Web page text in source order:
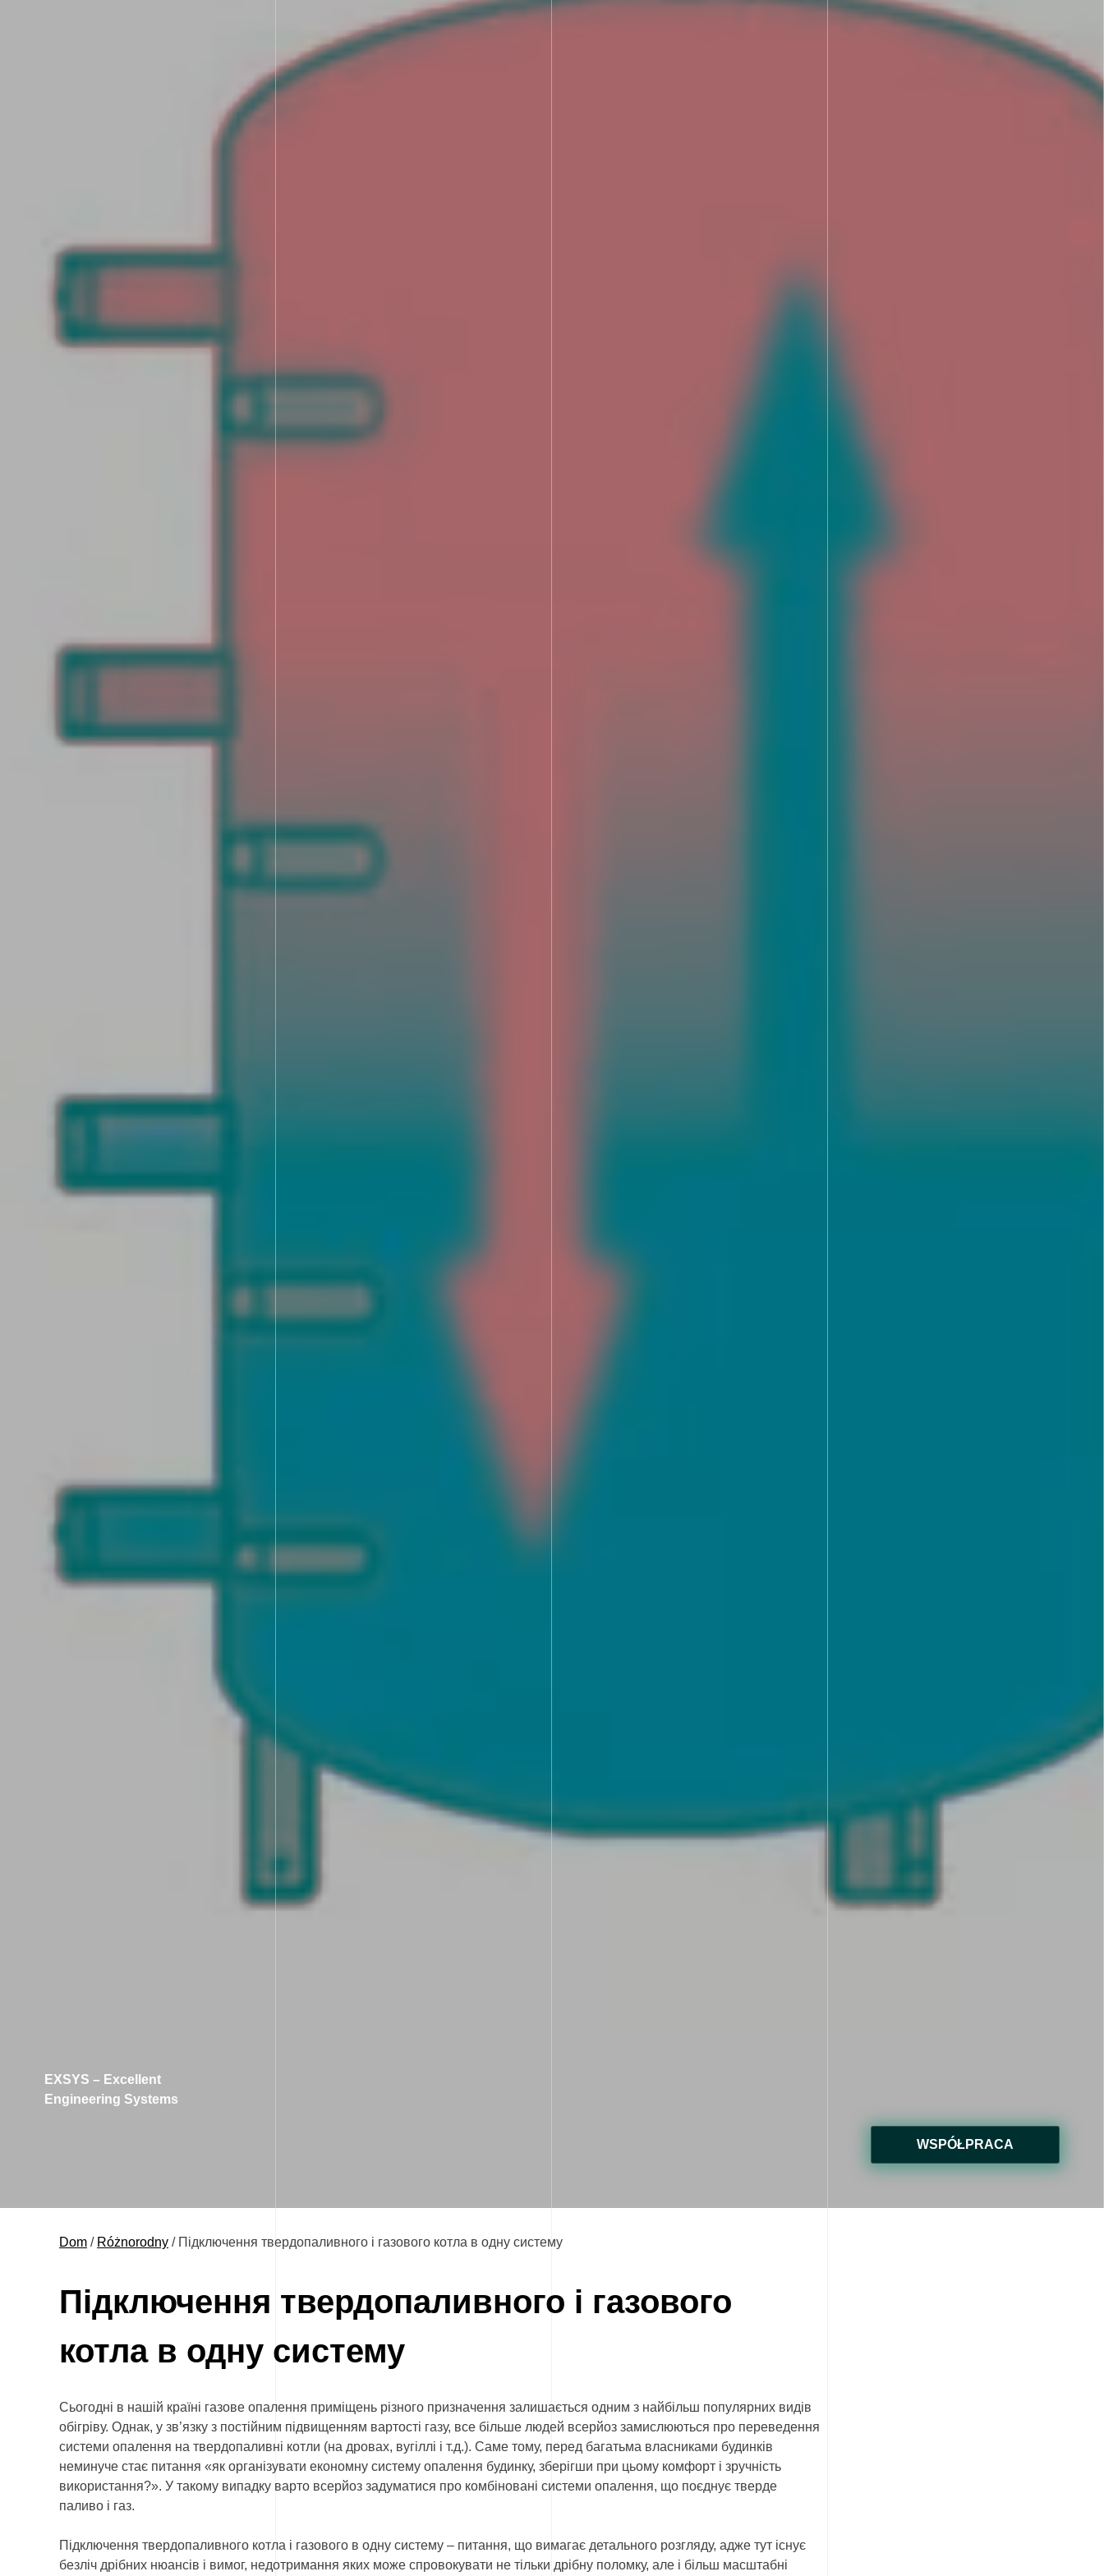
EXSYS – Excellent
Engineering Systems
WSPÓŁPRACA
Dom / Różnorodny / Підключення твердопаливного і газового котла в одну систему
Підключення твердопаливного і газового
котла в одну систему
Сьогодні в нашій країні газове опалення приміщень різного призначення залишається одним з найбільш популярних видів
обігріву. Однак, у зв’язку з постійним підвищенням вартості газу, все більше людей всерйоз замислюються про переведення
системи опалення на твердопаливні котли (на дровах, вугіллі і т.д.). Саме тому, перед багатьма власниками будинків
неминуче стає питання «як організувати економну систему опалення будинку, зберігши при цьому комфорт і зручність
використання?». У такому випадку варто всерйоз задуматися про комбіновані системи опалення, що поєднує тверде
паливо і газ.
Підключення твердопаливного котла і газового в одну систему – питання, що вимагає детального розгляду, адже тут існує
безліч дрібних нюансів і вимог, недотримання яких може спровокувати не тільки дрібну поломку, але і більш масштабні